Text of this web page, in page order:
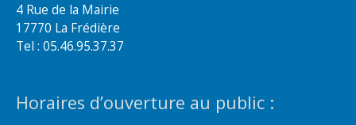
4 Rue de la Mairie
17770 La Frédière
Tel : 05.46.95.37.37
Horaires d’ouverture au public :